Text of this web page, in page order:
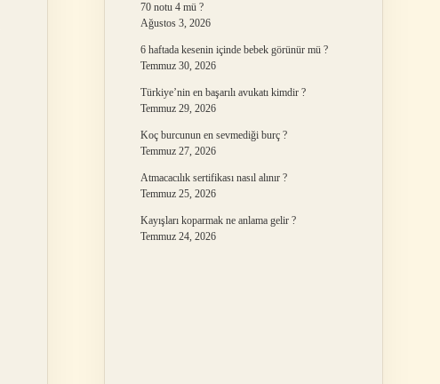
70 notu 4 mü ?
Ağustos 3, 2026
6 haftada kesenin içinde bebek görünür mü ?
Temmuz 30, 2026
Türkiye’nin en başarılı avukatı kimdir ?
Temmuz 29, 2026
Koç burcunun en sevmediği burç ?
Temmuz 27, 2026
Atmacacılık sertifikası nasıl alınır ?
Temmuz 25, 2026
Kayışları koparmak ne anlama gelir ?
Temmuz 24, 2026